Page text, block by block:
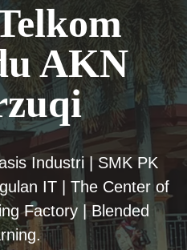
AKN
Industri | SMK PK
IT | The Center of
Factory | Blended